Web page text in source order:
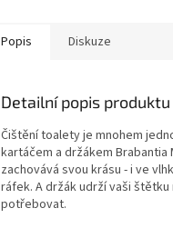
Popis Diskuze
Detailní popis produktu
Čištění toalety je mnohem
kartáčem a držákem
zachovává svou krásu - i ve
ráfek. A držák udrží vaši
potřebovat.